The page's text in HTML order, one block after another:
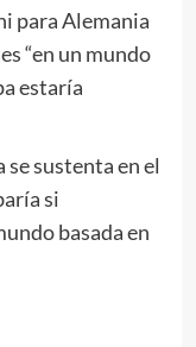
para Alemania
“en un mundo
estaría
se sustenta en el
si
basada en